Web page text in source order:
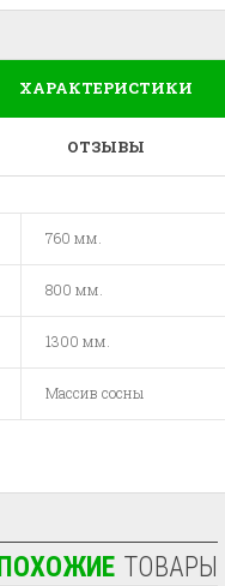
ХАРАКТЕРИСТИКИ
ОТЗЫВЫ
760 мм.
800 мм.
1300 мм.
Массив сосны
ПОХОЖИЕ ТОВАРЫ